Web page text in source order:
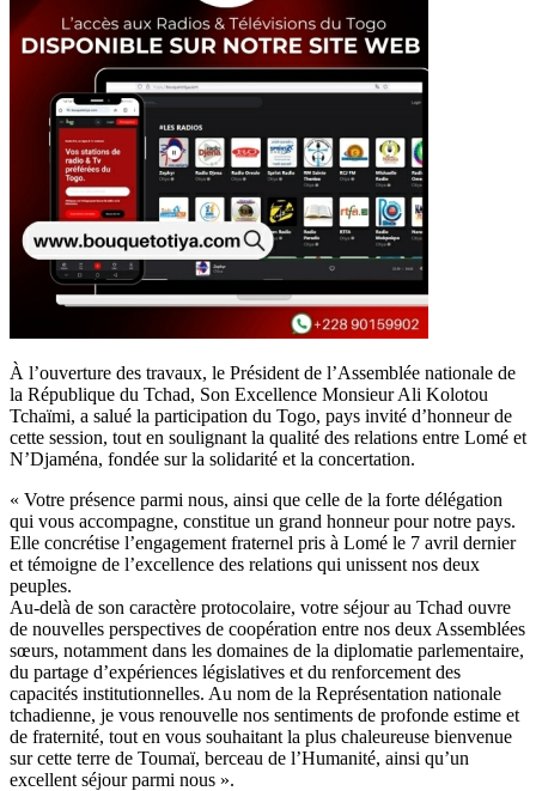
À l’ouverture des travaux, le Président de l’Assemblée nationale de
la République du Tchad, Son Excellence Monsieur Ali Kolotou
Tchaïmi, a salué la participation du Togo, pays invité d’honneur de
cette session, tout en soulignant la qualité des relations entre Lomé et
N’Djaména, fondée sur la solidarité et la concertation.
« Votre présence parmi nous, ainsi que celle de la forte délégation
qui vous accompagne, constitue un grand honneur pour notre pays.
Elle concrétise l’engagement fraternel pris à Lomé le 7 avril dernier
et témoigne de l’excellence des relations qui unissent nos deux
peuples.
Au-delà de son caractère protocolaire, votre séjour au Tchad ouvre
de nouvelles perspectives de coopération entre nos deux Assemblées
sœurs, notamment dans les domaines de la diplomatie parlementaire,
du partage d’expériences législatives et du renforcement des
capacités institutionnelles. Au nom de la Représentation nationale
tchadienne, je vous renouvelle nos sentiments de profonde estime et
de fraternité, tout en vous souhaitant la plus chaleureuse bienvenue
sur cette terre de Toumaï, berceau de l’Humanité, ainsi qu’un
excellent séjour parmi nous ».